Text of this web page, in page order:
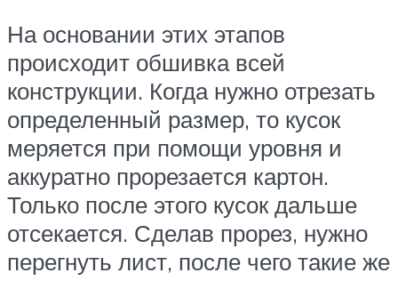
На основании этих этапов
происходит обшивка всей
конструкции. Когда нужно отрезать
определенный размер, то кусок
меряется при помощи уровня и
аккуратно прорезается картон.
Только после этого кусок дальше
отсекается. Сделав прорез, нужно
перегнуть лист, после чего такие же